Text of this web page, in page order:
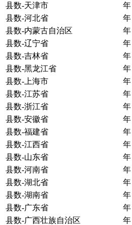
县数-天津市
年
县数-河北省
年
县数-内蒙古自治区
年
县数-辽宁省
年
县数-吉林省
年
县数-黑龙江省
年
县数-上海市
年
县数-江苏省
年
县数-浙江省
年
县数-安徽省
年
县数-福建省
年
县数-江西省
年
县数-山东省
年
县数-河南省
年
县数-湖北省
年
县数-湖南省
年
县数-广东省
年
县数-广西壮族自治区
年